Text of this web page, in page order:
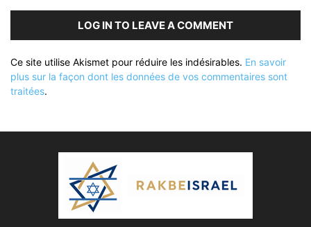
LOG IN TO LEAVE A COMMENT
Ce site utilise Akismet pour réduire les indésirables. En savoir
plus sur la façon dont les données de vos commentaires sont
traitées.